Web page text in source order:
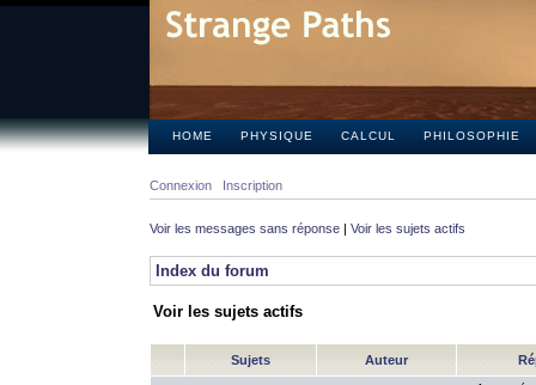
HOME PHYSIQUE CALCUL PHILOSOPHIE
Connexion Inscription
Voir les messages sans réponse | Voir les sujets actifs
Index du forum
Voir les sujets actifs
Sujets Auteur